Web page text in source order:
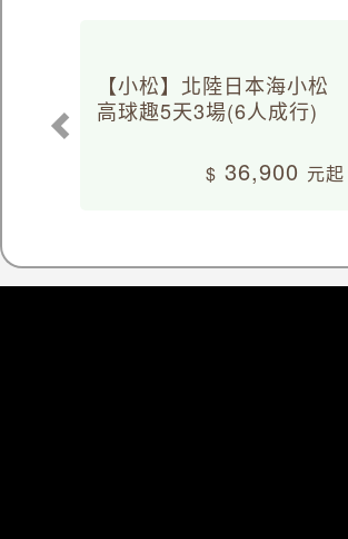
【小松】北陸日本海小松
高球趣5天3場(6人成行)
36,900